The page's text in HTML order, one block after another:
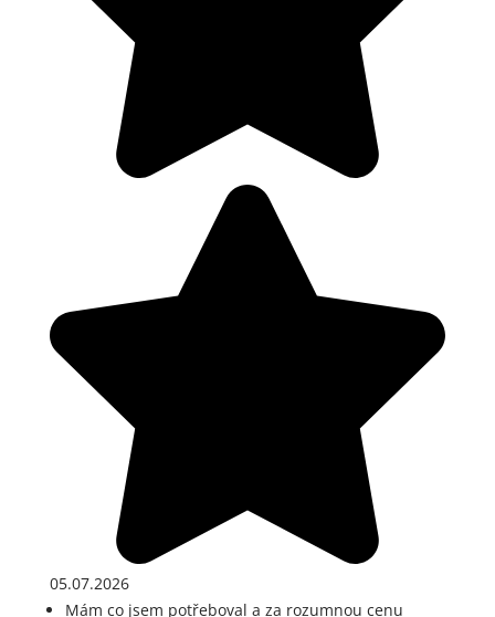
05.07.2026
Mám co jsem potřeboval a za rozumnou cenu